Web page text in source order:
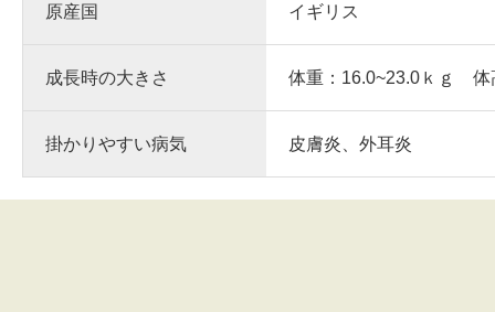
原産国 イギリス
成長時の大きさ 体重：16.0~23.0ｋｇ 体
掛かりやすい病気 皮膚炎、外耳炎